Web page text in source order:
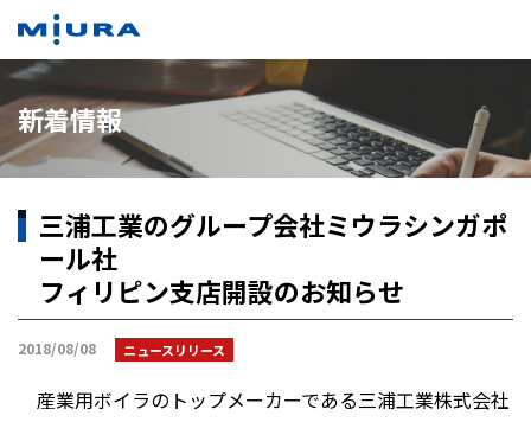
新着情報
三浦工業のグループ会社ミウラシンガポ
ール社
フィリピン支店開設のお知らせ
2018/08/08 ニュースリリース
産業用ボイラのトップメーカーである三浦工業株式会社